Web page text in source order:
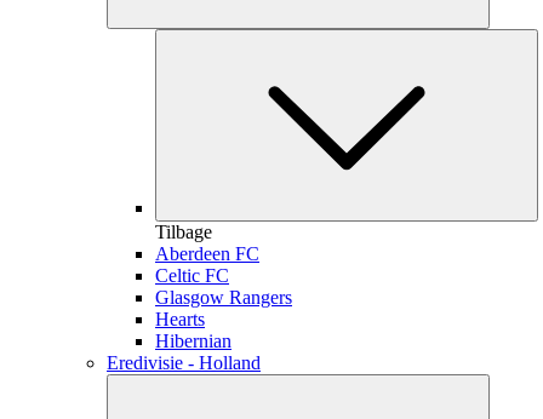
Tilbage
Aberdeen FC
Celtic FC
Glasgow Rangers
Hearts
Hibernian
Eredivisie - Holland